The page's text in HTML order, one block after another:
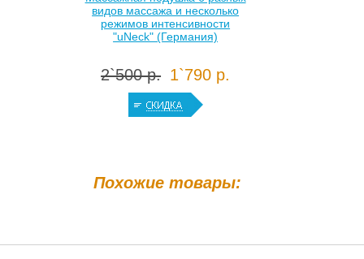
Похожие товары:
видов массажа и несколько
режимов интенсивности
"uNeck" (Германия)
2`500 р. 1`790 р.